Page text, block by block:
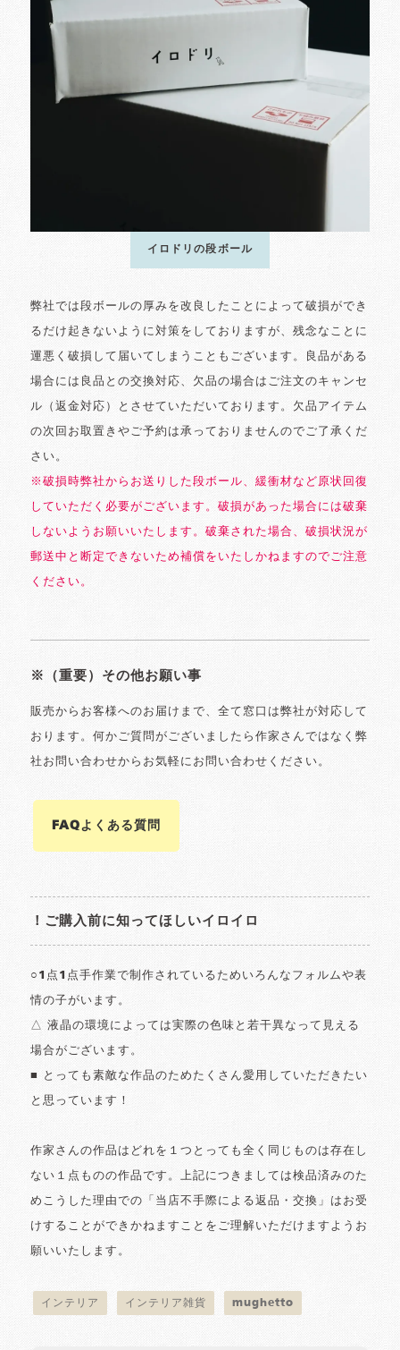
イロドリの段ボール
弊社では段ボールの厚みを改良したことによって破損ができ
るだけ起きないように対策をしておりますが、残念なことに
運悪く破損して届いてしまうこともございます。良品がある
場合には良品との交換対応、欠品の場合はご注文のキャンセ
ル（返金対応）とさせていただいております。欠品アイテム
の次回お取置きやご予約は承っておりませんのでご了承くだ
さい。
※破損時弊社からお送りした段ボール、緩衝材など原状回復
していただく必要がございます。破損があった場合には破棄
しないようお願いいたします。破棄された場合、破損状況が
郵送中と断定できないため補償をいたしかねますのでご注意
ください。
※（重要）その他お願い事
販売からお客様へのお届けまで、全て窓口は弊社が対応して
おります。何かご質問がございましたら作家さんではなく弊
社お問い合わせからお気軽にお問い合わせください。
FAQよくある質問
！ご購入前に知ってほしいイロイロ
○1点1点手作業で制作されているためいろんなフォルムや表
情の子がいます。
△ 液晶の環境によっては実際の色味と若干異なって見える
場合がございます。
■ とっても素敵な作品のためたくさん愛用していただきたい
と思っています！
作家さんの作品はどれを１つとっても全く同じものは存在し
ない１点ものの作品です。上記につきましては検品済みのた
めこうした理由での「当店不手際による返品・交換」はお受
けすることができかねますことをご理解いただけますようお
願いいたします。
インテリア インテリア雑貨 mughetto